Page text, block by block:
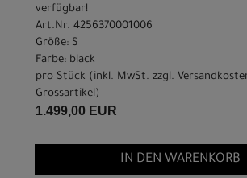
verfügbar!
Art.Nr. 4256370001006
Größe: S
Farbe: black
pro Stück (inkl. MwSt. zzgl.
Grossartikel)
1.499,00 EUR
IN DEN WARENKORB